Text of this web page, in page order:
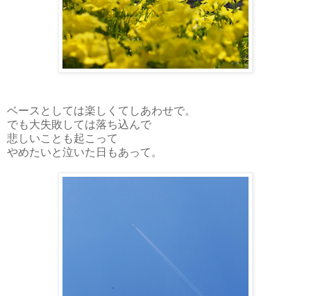
ベースとしては楽しくてしあわせで。
でも大失敗しては落ち込んで
悲しいことも起こって
やめたいと泣いた日もあって。